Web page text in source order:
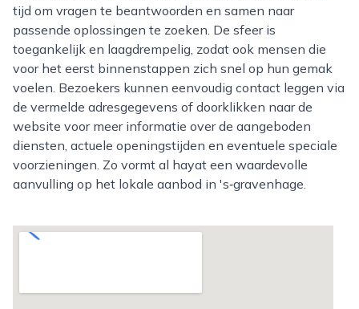
tijd om vragen te beantwoorden en samen naar
passende oplossingen te zoeken. De sfeer is
toegankelijk en laagdrempelig, zodat ook mensen die
voor het eerst binnenstappen zich snel op hun gemak
voelen. Bezoekers kunnen eenvoudig contact leggen via
de vermelde adresgegevens of doorklikken naar de
website voor meer informatie over de aangeboden
diensten, actuele openingstijden en eventuele speciale
voorzieningen. Zo vormt al hayat een waardevolle
aanvulling op het lokale aanbod in 's‑gravenhage.